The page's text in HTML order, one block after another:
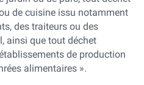
de cuisine issu notamment
des traiteurs ou des
ainsi que tout déchet
de production
alimentaires ».